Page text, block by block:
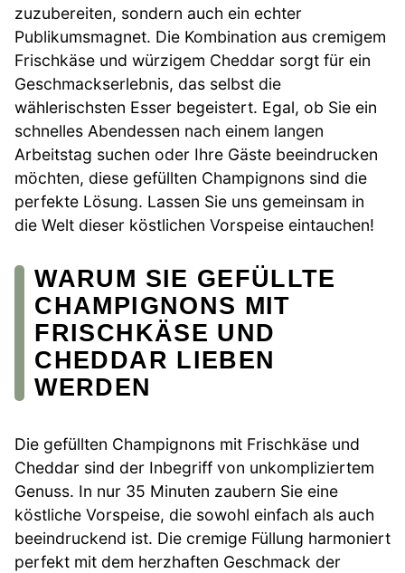
zuzubereiten, sondern auch ein echter
Publikumsmagnet. Die Kombination aus cremigem
Frischkäse und würzigem Cheddar sorgt für ein
Geschmackserlebnis, das selbst die
wählerischsten Esser begeistert. Egal, ob Sie ein
schnelles Abendessen nach einem langen
Arbeitstag suchen oder Ihre Gäste beeindrucken
möchten, diese gefüllten Champignons sind die
perfekte Lösung. Lassen Sie uns gemeinsam in
die Welt dieser köstlichen Vorspeise eintauchen!
WARUM SIE GEFÜLLTE
CHAMPIGNONS MIT
FRISCHKÄSE UND
CHEDDAR LIEBEN
WERDEN
Die gefüllten Champignons mit Frischkäse und
Cheddar sind der Inbegriff von unkompliziertem
Genuss. In nur 35 Minuten zaubern Sie eine
köstliche Vorspeise, die sowohl einfach als auch
beeindruckend ist. Die cremige Füllung harmoniert
perfekt mit dem herzhaften Geschmack der